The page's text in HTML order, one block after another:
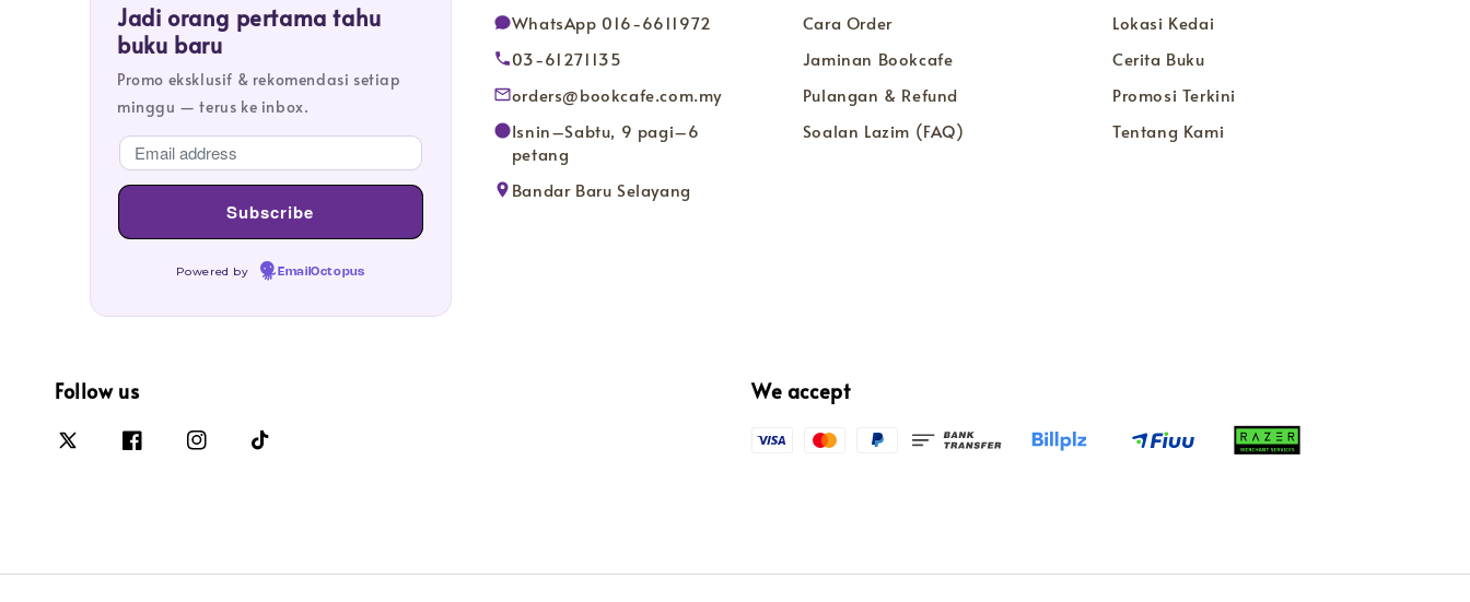
Jadi orang pertama tahu
buku baru
Promo eksklusif & rekomendasi setiap
minggu — terus ke inbox.
Powered by EmailOctopus
WhatsApp 016-6611972
03-61271135
orders@bookcafe.com.my
Isnin–Sabtu, 9 pagi–6
petang
Bandar Baru Selayang
Cara Order
Jaminan Bookcafe
Pulangan & Refund
Soalan Lazim (FAQ)
Lokasi Kedai
Cerita Buku
Promosi Terkini
Tentang Kami
Follow us We accept